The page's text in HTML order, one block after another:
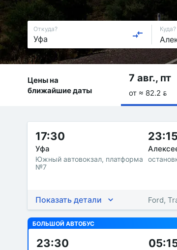
Откуда? Куда?
Цены на
ближайшие даты
7 авг., пт
от ≈ 82.2 
17:30
Уфа
Южный автовокзал, платформа
№7
23:15
Показать детали Ford,
БОЛЬШОЙ АВТОБУС
23:30